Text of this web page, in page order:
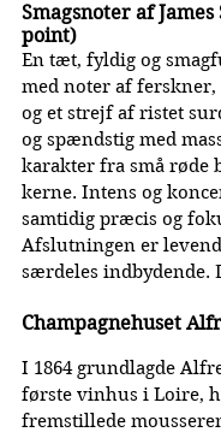
Smagsnoter af
point)
En tæt, fyldig og
med noter af
og et strejf af ristet
og spændstig med
karakter fra små røde
kerne. Intens og
samtidig præcis og
Afslutningen er
særdeles indbydende.
Champagnehuset
I 1864 grundlagde
første vinhus i Loire,
fremstillede